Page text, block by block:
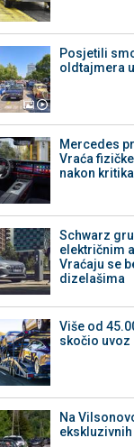
Posjetili
oldtajmera
Mercedes
Vraća
nakon
Schwarz
električnim
Vraćaju se
dizelašima
Više od
skočio
Na